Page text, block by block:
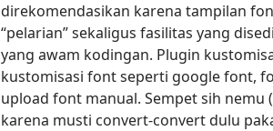
direkomendasikan karena tampilan
“pelarian” sekaligus fasilitas yang
yang awam kodingan. Plugin
kustomisasi font seperti google font,
upload font manual. Sempet sih
karena musti convert-convert dulu